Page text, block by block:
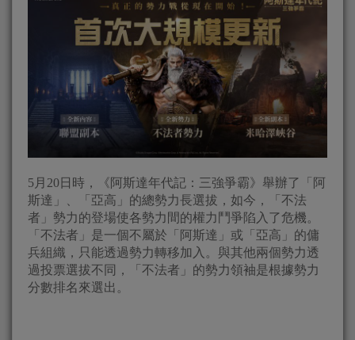
5月20日時，《阿斯達年代記：三強爭霸》舉辦了「阿
斯達」、「亞高」的總勢力長選拔，如今，「不法
者」勢力的登場使各勢力間的權力鬥爭陷入了危機。
「不法者」是一個不屬於「阿斯達」或「亞高」的傭
兵組織，只能透過勢力轉移加入。與其他兩個勢力透
過投票選拔不同，「不法者」的勢力領袖是根據勢力
分數排名來選出。